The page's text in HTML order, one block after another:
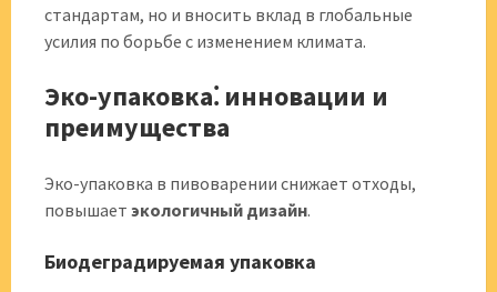
стандартам, но и вносить вклад в глобальные
усилия по борьбе с изменением климата.
Эко-упаковка⁚ инновации и
преимущества
Эко-упаковка в пивоварении снижает отходы,
повышает экологичный дизайн.
Биодеградируемая упаковка